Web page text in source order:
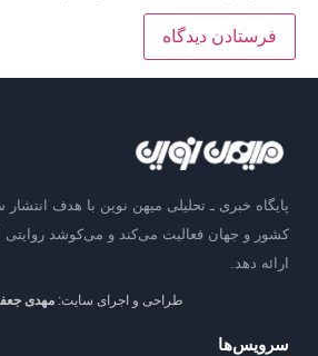
پایگاه خبری ـ تحلیلی میهن نوین با هدف انتشار
کشور و جهان فعالیت می‌کند و می‌کوشد روایتی
ارائه دهد.
طراحی و اجرای سایت: مهدی
سرویس‌ها